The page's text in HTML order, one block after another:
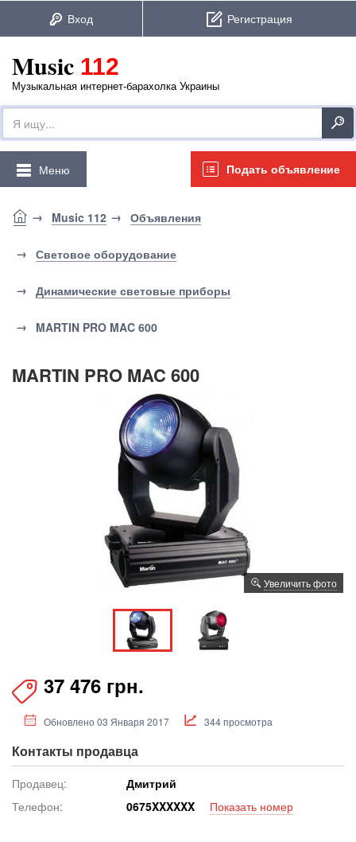
Music 112
Музыкальная интернет-барахолка Украины
Подать объявление
Меню
Music 112 Объявления
Световое оборудование
Динамические световые приборы
MARTIN PRO MAC 600
MARTIN PRO MAC 600
Увеличить фото
37 476 грн.
Обновлено 03 Января 2017 344 просмотра
Контакты продавца
Продавец:
Дмитрий
Телефон:
0675XXXXXX Показать номер